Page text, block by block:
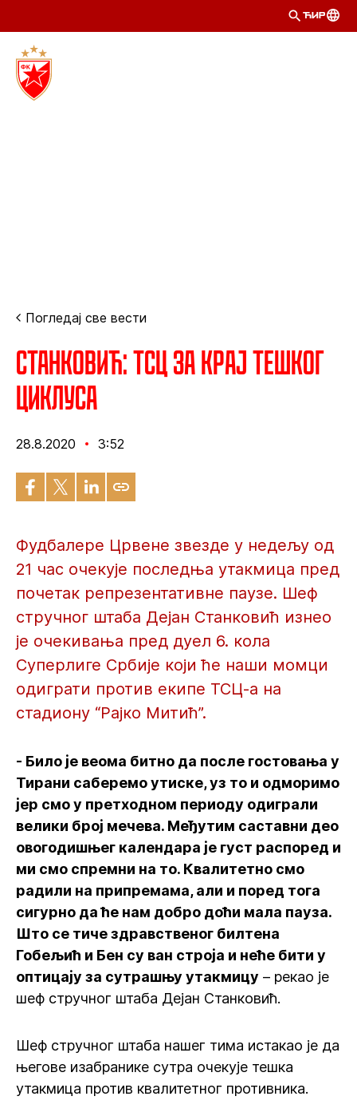
ЋИР
Погледај све вести
Станковић: ТСЦ за крај тешког
циклуса
28.8.2020 3:52
Фудбалере Црвене звезде у недељу од
21 час очекује последња утакмица пред
почетак репрезентативне паузе. Шеф
стручног штаба Дејан Станковић изнео
је очекивања пред дуел 6. кола
Суперлиге Србије који ће наши момци
одиграти против екипе ТСЦ-а на
стадиону “Рајко Митић”.
- Било је веома битно да после гостовања у
Тирани саберемо утиске, уз то и одморимо
јер смо у претходном периоду одиграли
велики број мечева. Међутим саставни део
овогодишњег календара је густ распоред и
ми смо спремни на то. Квалитетно смо
радили на припремама, али и поред тога
сигурно да ће нам добро доћи мала пауза.
Што се тиче здравственог билтена
Гобељић и Бен су ван строја и неће бити у
оптицају за сутрашњу утакмицу – рекао је
шеф стручног штаба Дејан Станковић.
Шеф стручног штаба нашег тима истакао је да
његове изабранике сутра очекује тешка
утакмица против квалитетног противника.